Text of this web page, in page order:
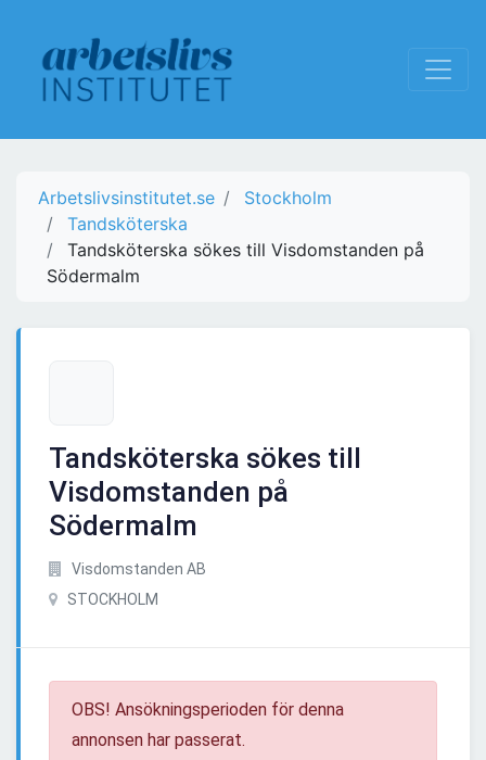
Arbetslivsinstitutet.se
Stockholm
Tandsköterska
Tandsköterska sökes till Visdomstanden på
Södermalm
Tandsköterska sökes till
Visdomstanden på
Södermalm
Visdomstanden AB
STOCKHOLM
OBS! Ansökningsperioden för denna
annonsen har passerat.